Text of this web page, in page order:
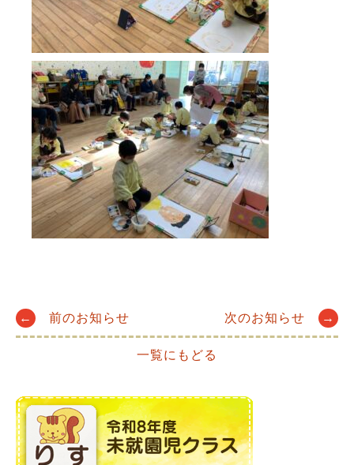
Post
← 前のお知らせ 次のお知らせ →
一覧にもどる